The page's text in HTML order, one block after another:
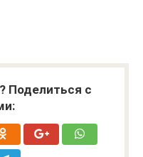
Поделиться с